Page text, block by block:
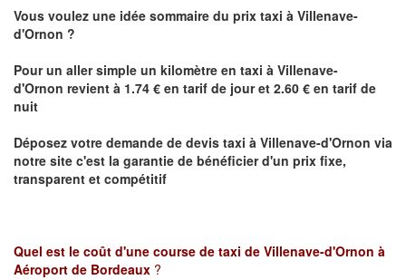
Vous voulez une idée sommaire du prix taxi à Villenave-
d'Ornon ?
Pour un aller simple un kilomètre en taxi à Villenave-
d'Ornon revient à 1.74 € en tarif de jour et 2.60 € en tarif de
nuit
Déposez votre demande de devis taxi à Villenave-d'Ornon via
notre site c'est la garantie de bénéficier d'un prix fixe,
transparent et compétitif
Quel est le coût d'une course de taxi de Villenave-d'Ornon à
Aéroport de Bordeaux ?